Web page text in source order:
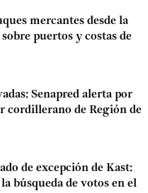
mercantes desde la
puertos y costas de
Senapred alerta por
cordillerano de Región de
de excepción de Kast:
búsqueda de votos en el